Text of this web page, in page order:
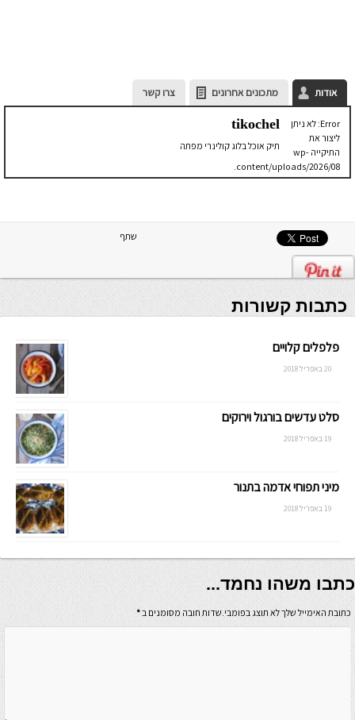
אודות מתכונים אחרונים צרו קשר
Error: לא ניתן
ליצור את
התיקייה wp-
content/uploads/2026/08.
יש לבדוק
tikochel
תיק אוכל בלוג קולינרי מפתה
שתף
כתבות קשורות
פלפלים קלויים
20 באפריל 2018
סלט עדשים בורגול וירוקים
19 באפריל 2018
מיני תפוחי אדמה בתנור
19 באפריל 2018
כתבו משהו נחמד...
כתובת האימייל שלך לא תוצג בפומבי.שדות חובה מסומנים ב*